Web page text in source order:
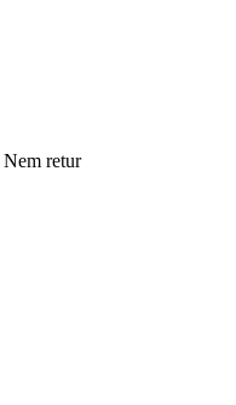
Nem retur